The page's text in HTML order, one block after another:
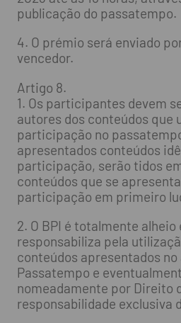
publicação do passatempo.
4. O prémio será enviado
vencedor.
Artigo 8.
1. Os participantes devem
autores dos conteúdos que
participação no
apresentados conteúdos
participação, serão tidos
conteúdos que se
participação em primeiro
2. O BPI é totalmente alheio
responsabiliza pela
conteúdos apresentados
Passatempo e
nomeadamente por Direito
responsabilidade exclusiva